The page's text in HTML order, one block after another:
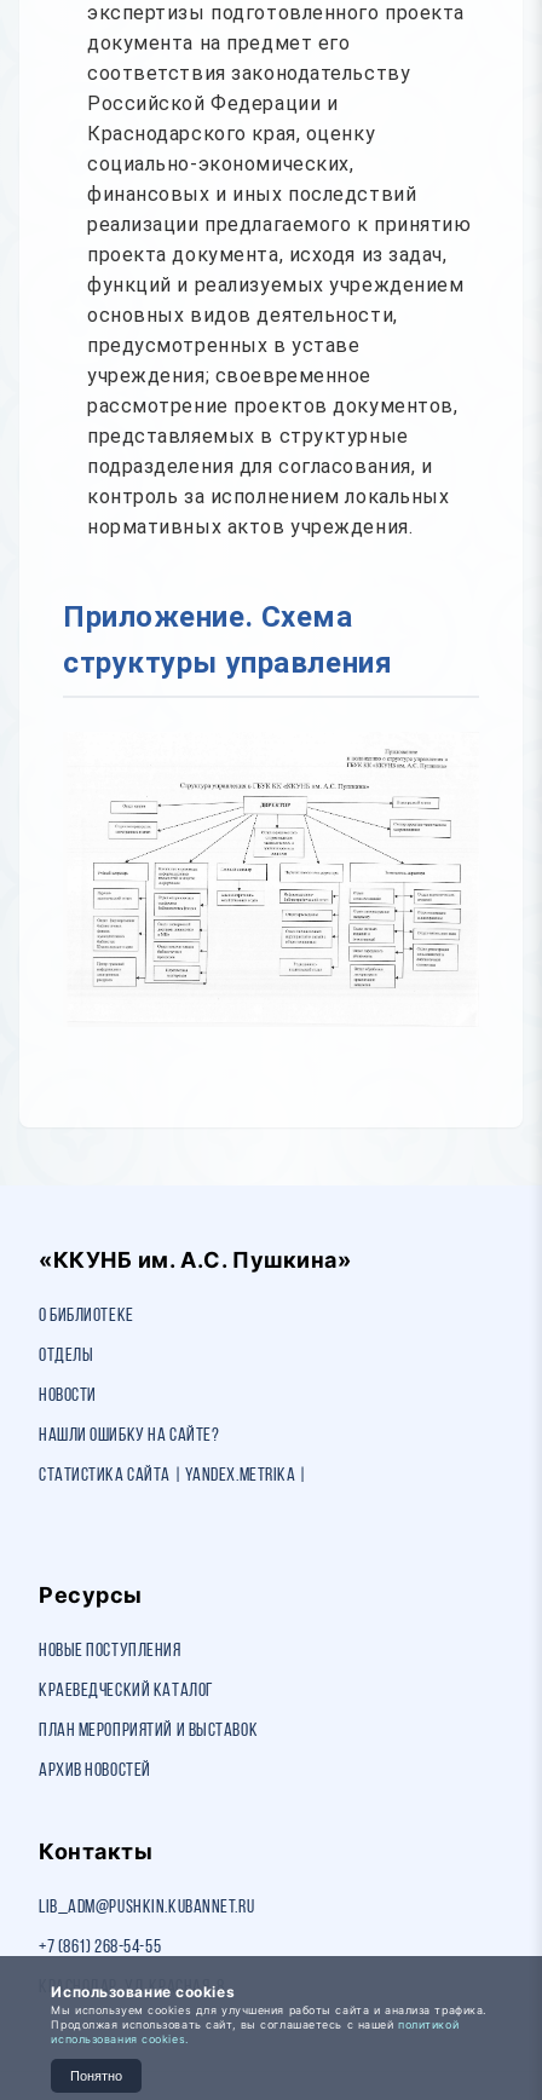
экспертизы подготовленного проекта
документа на предмет его
соответствия законодательству
Российской Федерации и
Краснодарского края, оценку
социально-экономических,
финансовых и иных последствий
реализации предлагаемого к принятию
проекта документа, исходя из задач,
функций и реализуемых учреждением
основных видов деятельности,
предусмотренных в уставе
учреждения; своевременное
рассмотрение проектов документов,
представляемых в структурные
подразделения для согласования, и
контроль за исполнением локальных
нормативных актов учреждения.
Приложение. Схема
структуры управления
«ККУНБ им. А.С. Пушкина»
О библиотеке
Отделы
Новости
Нашли ошибку на сайте?
Статистика сайта | Yandex.Metrika |
Ресурсы
Новые поступления
Краеведческий каталог
План мероприятий и выставок
Архив новостей
Контакты
lib_adm@pushkin.kubannet.ru
+7 (861) 268-54-55
Краснодар, ул. Красная, 8
Использование cookies
Мы используем cookies для улучшения работы сайта и анализа трафика.
Продолжая использовать сайт, вы соглашаетесь с нашейполитикой
использования cookies.
Понятно